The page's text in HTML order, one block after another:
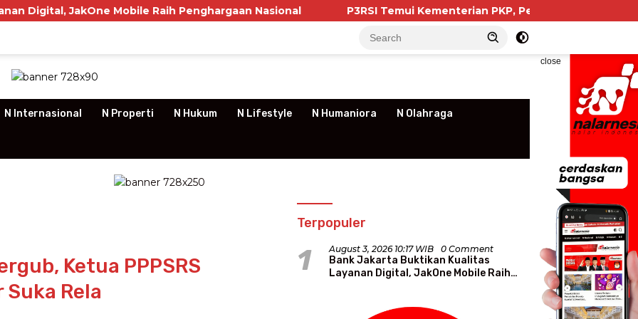
Raih Penghargaan Nasional P3RSI Temui Kementerian PKP, Pengurus Apartemen Soroti Kewajiban
close
N Internasional N Properti N Hukum N Lifestyle N Humaniora N Olahraga
Ketua PPPSRS
Rela
Terpopuler
1 August 3, 2026 10:17 WIB 0 Comment
Bank Jakarta Buktikan Kualitas
Layanan Digital, JakOne Mobile Raih